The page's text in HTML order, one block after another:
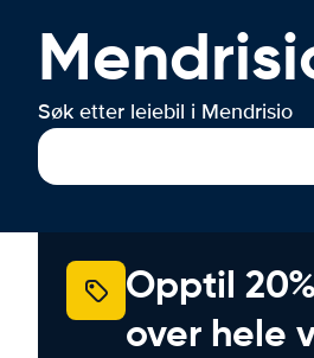
Søk etter leiebil i Mendrisio
Opptil
over hele